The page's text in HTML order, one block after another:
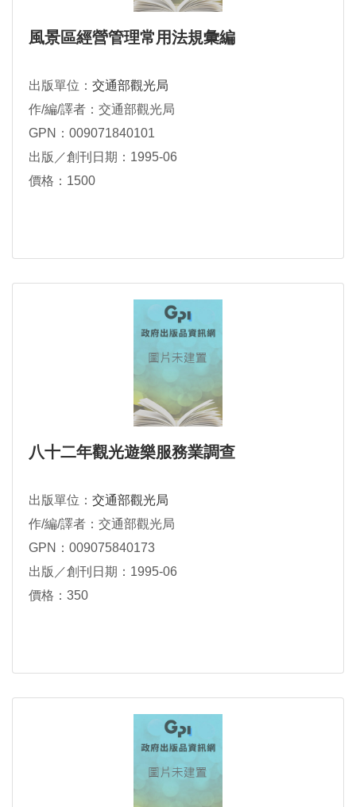
風景區經營管理常用法規彙編
出版單位： 交通部觀光局
作/編/譯者：交通部觀光局
GPN：009071840101
出版／創刊日期：1995-06
價格：1500
八十二年觀光遊樂服務業調查
出版單位： 交通部觀光局
作/編/譯者：交通部觀光局
GPN：009075840173
出版／創刊日期：1995-06
價格：350